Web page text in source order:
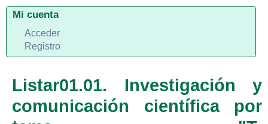
Listar01.01. Investigación y
comunicación científica por
Mi cuenta
Acceder
Registro